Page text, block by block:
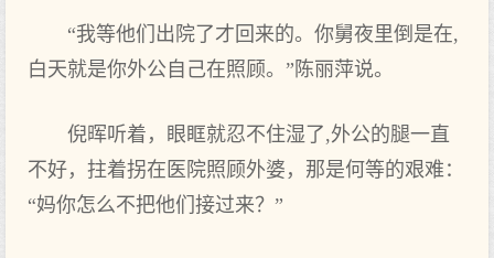
“我等他们出院了才回来的。你舅夜里倒是在,
白天就是你外公自己在照顾。”陈丽萍说。
倪晖听着，眼眶就忍不住湿了,外公的腿一直
不好，拄着拐在医院照顾外婆，那是何等的艰难：
“妈你怎么不把他们接过来？”